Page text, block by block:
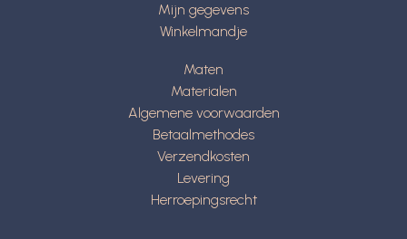
Mijn gegevens
Winkelmandje
Maten
Materialen
Algemene voorwaarden
Betaalmethodes
Verzendkosten
Levering
Herroepingsrecht